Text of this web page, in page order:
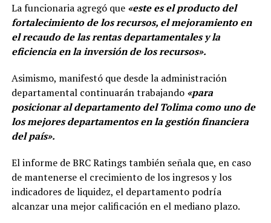
La funcionaria agregó que«este es el producto del
fortalecimiento de los recursos, el mejoramiento en
el recaudo de las rentas departamentales y la
eficiencia en la inversión de los recursos».
Asimismo, manifestó que desde la administración
departamental continuarán trabajando «para
posicionar al departamento del Tolima como uno de
los mejores departamentos en la gestión financiera
del país».
El informe de BRC Ratings también señala que, en caso
de mantenerse el crecimiento de los ingresos y los
indicadores de liquidez, el departamento podría
alcanzar una mejor calificación en el mediano plazo.